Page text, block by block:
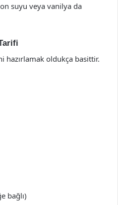
suyu veya vanilya da
hazırlamak oldukça basittir.
bağlı)